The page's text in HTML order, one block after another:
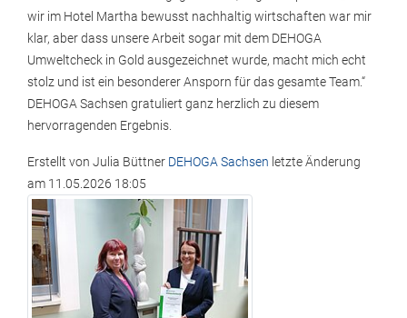
wir im Hotel Martha bewusst nachhaltig wirtschaften war mir
klar, aber dass unsere Arbeit sogar mit dem DEHOGA
Umweltcheck in Gold ausgezeichnet wurde, macht mich echt
stolz und ist ein besonderer Ansporn für das gesamte Team.“
DEHOGA Sachsen gratuliert ganz herzlich zu diesem
hervorragenden Ergebnis.
Erstellt von Julia Büttner DEHOGA Sachsen letzte Änderung
am 11.05.2026 18:05